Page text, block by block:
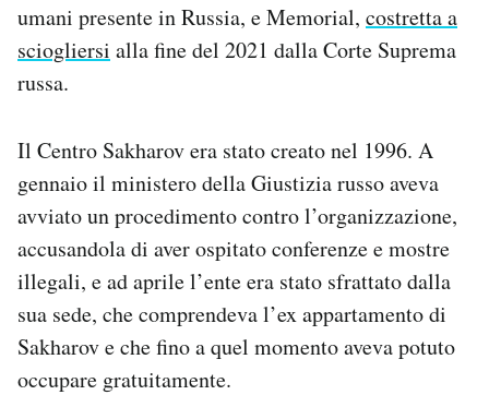
umani presente in Russia, e Memorial, costretta a
sciogliersi alla fine del 2021 dalla Corte Suprema
russa.
Il Centro Sakharov era stato creato nel 1996. A
gennaio il ministero della Giustizia russo aveva
avviato un procedimento contro l’organizzazione,
accusandola di aver ospitato conferenze e mostre
illegali, e ad aprile l’ente era stato sfrattato dalla
sua sede, che comprendeva l’ex appartamento di
Sakharov e che fino a quel momento aveva potuto
occupare gratuitamente.